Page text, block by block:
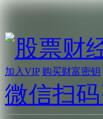
加入VIP 购买财富密钥
微信扫